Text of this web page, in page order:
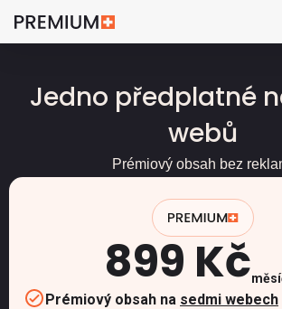
Jedno předplatné
webů
Prémiový obsah bez
899 Kč
Prémiový obsah na sedmi webech